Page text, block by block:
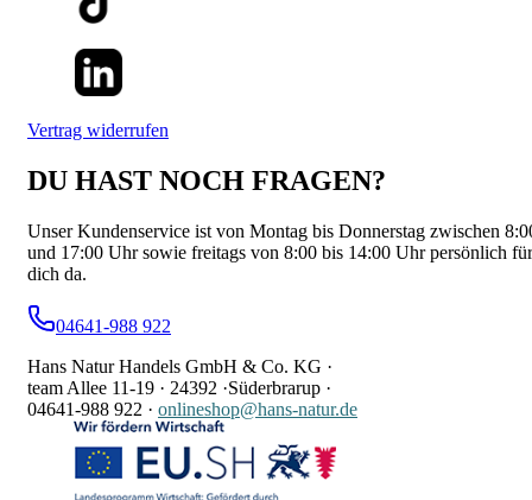
Vertrag widerrufen
DU HAST NOCH FRAGEN?
Unser Kundenservice ist von Montag bis Donnerstag zwischen
und 17:00 Uhr sowie freitags von 8:00 bis 14:00 Uhr persönlich für
dich da.
04641-988 922
Hans Natur Handels GmbH & Co. KG ·
team Allee 11-19 · 24392 ·Süderbrarup ·
04641-988 922 · onlineshop@hans-natur.de